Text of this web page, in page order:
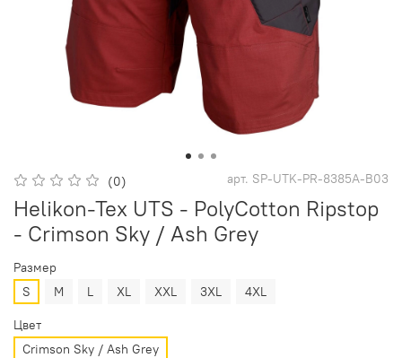
(0) арт. SP-UTK-PR-8385A-B03
Helikon-Tex UTS - PolyCotton Ripstop
- Crimson Sky / Ash Grey
Размер
S
M L XL XXL 3XL 4XL
Цвет
Crimson Sky / Ash Grey